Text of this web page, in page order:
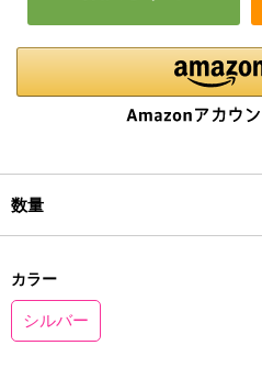
数量
カラー
シルバー